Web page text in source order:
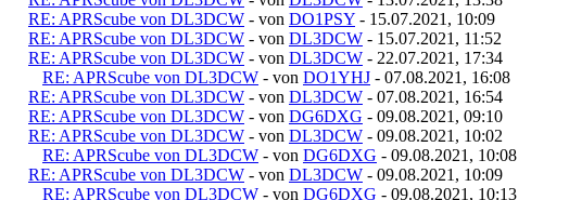
RE: APRScube von DL3DCW - von DO1PSY - 15.07.2021, 10:09
RE: APRScube von DL3DCW - von DL3DCW - 15.07.2021, 11:52
RE: APRScube von DL3DCW - von DL3DCW - 22.07.2021, 17:34
RE: APRScube von DL3DCW - von DO1YHJ - 07.08.2021, 16:08
RE: APRScube von DL3DCW - von DL3DCW - 07.08.2021, 16:54
RE: APRScube von DL3DCW - von DG6DXG - 09.08.2021, 09:10
RE: APRScube von DL3DCW - von DL3DCW - 09.08.2021, 10:02
RE: APRScube von DL3DCW - von DG6DXG - 09.08.2021, 10:08
RE: APRScube von DL3DCW - von DL3DCW - 09.08.2021, 10:09
RE: APRScube von DL3DCW - von DG6DXG - 09.08.2021, 10:13